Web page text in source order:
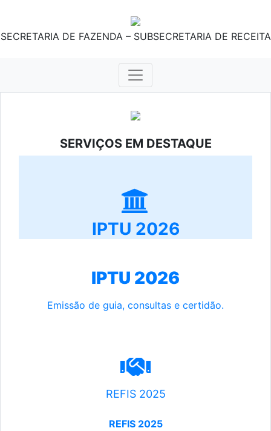
SECRETARIA DE FAZENDA – SUBSECRETARIA DE RECEITA
SERVIÇOS EM DESTAQUE
IPTU 2026
IPTU 2026
Emissão de guia, consultas e certidão.
REFIS 2025
REFIS 2025